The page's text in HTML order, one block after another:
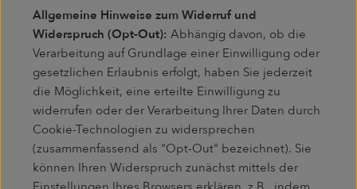
Allgemeine Hinweise zum Widerruf und
Widerspruch (Opt-Out): Abhängig davon, ob die
Verarbeitung auf Grundlage einer Einwilligung oder
gesetzlichen Erlaubnis erfolgt, haben Sie jederzeit
die Möglichkeit, eine erteilte Einwilligung zu
widerrufen oder der Verarbeitung Ihrer Daten durch
Cookie-Technologien zu widersprechen
(zusammenfassend als "Opt-Out" bezeichnet). Sie
können Ihren Widerspruch zunächst mittels der